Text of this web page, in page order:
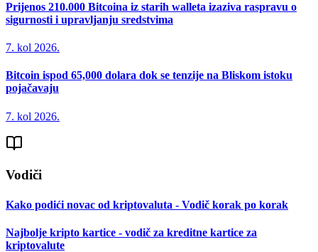
Prijenos 210.000 Bitcoina iz starih walleta izaziva raspravu o
sigurnosti i upravljanju sredstvima
7. kol 2026.
Bitcoin ispod 65,000 dolara dok se tenzije na Bliskom istoku
pojačavaju
7. kol 2026.
Vodiči
Kako podići novac od kriptovaluta - Vodič korak po korak
Najbolje kripto kartice - vodič za kreditne kartice za
kriptovalute